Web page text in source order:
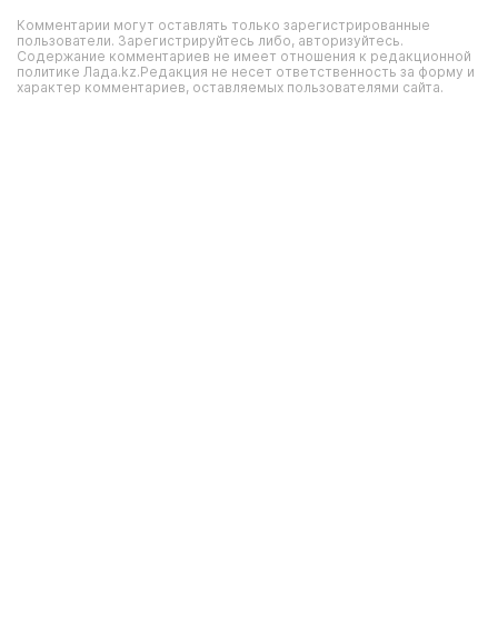
Комментарии могут оставлять только зарегистрированные
пользователи. Зарегистрируйтесь либо, авторизуйтесь.
Содержание комментариев не имеет отношения к редакционной
политике Лада.kz.Редакция не несет ответственность за форму и
характер комментариев, оставляемых пользователями сайта.